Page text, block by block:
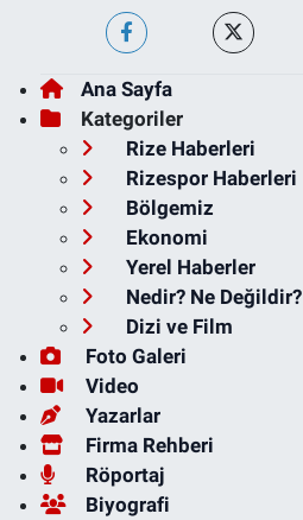
Ana Sayfa
Kategoriler
Rize Haberleri
Rizespor Haberleri
Bölgemiz
Ekonomi
Yerel Haberler
Nedir? Ne Değildir?
Dizi ve Film
Foto Galeri
Video
Yazarlar
Firma Rehberi
Röportaj
Biyografi